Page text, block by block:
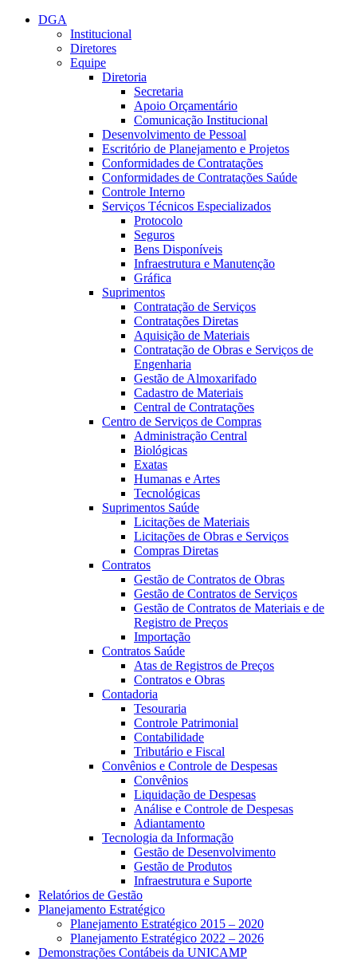
Conteúdo principal
DGA
Institucional
Diretores
Equipe
Diretoria
Secretaria
Apoio Orçamentário
Comunicação Institucional
Desenvolvimento de Pessoal
Escritório de Planejamento e Projetos
Conformidades de Contratações
Conformidades de Contratações Saúde
Controle Interno
Serviços Técnicos Especializados
Protocolo
Seguros
Bens Disponíveis
Infraestrutura e Manutenção
Gráfica
Suprimentos
Contratação de Serviços
Contratações Diretas
Aquisição de Materiais
Contratação de Obras e Serviços de
Engenharia
Gestão de Almoxarifado
Cadastro de Materiais
Central de Contratações
Centro de Serviços de Compras
Administração Central
Biológicas
Exatas
Humanas e Artes
Tecnológicas
Suprimentos Saúde
Licitações de Materiais
Licitações de Obras e Serviços
Compras Diretas
Contratos
Gestão de Contratos de Obras
Gestão de Contratos de Serviços
Gestão de Contratos de Materiais e de
Registro de Preços
Importação
Contratos Saúde
Atas de Registros de Preços
Contratos e Obras
Contadoria
Tesouraria
Controle Patrimonial
Contabilidade
Tributário e Fiscal
Convênios e Controle de Despesas
Convênios
Liquidação de Despesas
Análise e Controle de Despesas
Adiantamento
Tecnologia da Informação
Gestão de Desenvolvimento
Gestão de Produtos
Infraestrutura e Suporte
Relatórios de Gestão
Planejamento Estratégico
Planejamento Estratégico 2015 – 2020
Planejamento Estratégico 2022 – 2026
Demonstrações Contábeis da UNICAMP